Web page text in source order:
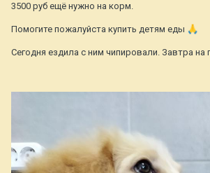
3500 руб ещё нужно на корм.
Помогите пожалуйста купить детям еды 🙏
Сегодня ездила с ним чипировали. Завтра на